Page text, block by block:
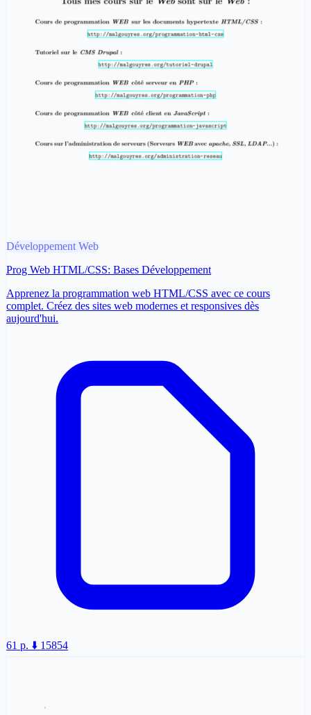
Développement Web
Prog Web HTML/CSS: Bases Développement
Apprenez la programmation web HTML/CSS avec ce cours
complet. Créez des sites web modernes et responsives dès
aujourd'hui.
61 p. ⬇️ 15854